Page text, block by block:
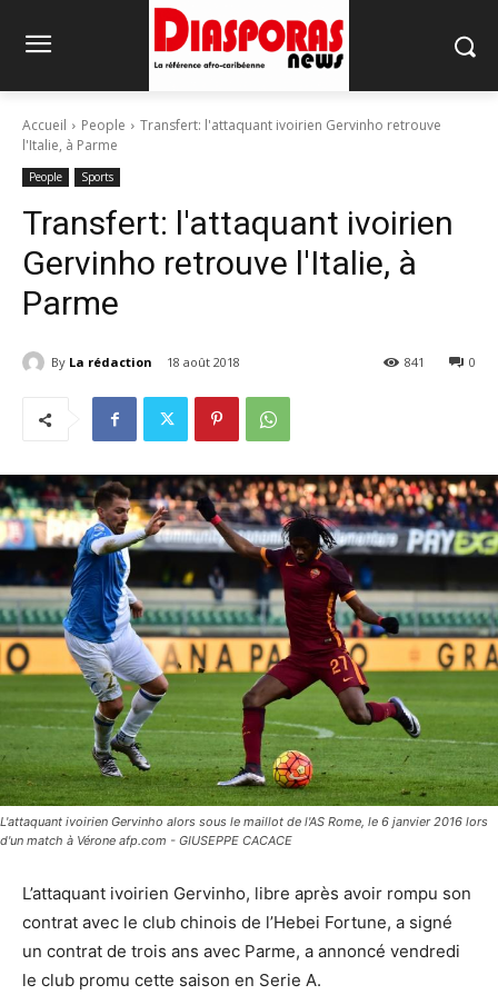
Accueil People
Transfert: l'attaquant ivoirien Gervinho retrouve
l'Italie, à Parme
People Sports
Transfert: l'attaquant ivoirien
Gervinho retrouve l'Italie, à
Parme
By La rédaction 18 août 2018 0
841
L'attaquant ivoirien Gervinho alors sous le maillot de l'AS Rome, le 6 janvier 2016 lors
d'un match à Vérone afp.com - GIUSEPPE CACACE
L’attaquant ivoirien Gervinho, libre après avoir rompu son
contrat avec le club chinois de l’Hebei Fortune, a signé
un contrat de trois ans avec Parme, a annoncé vendredi
le club promu cette saison en Serie A.